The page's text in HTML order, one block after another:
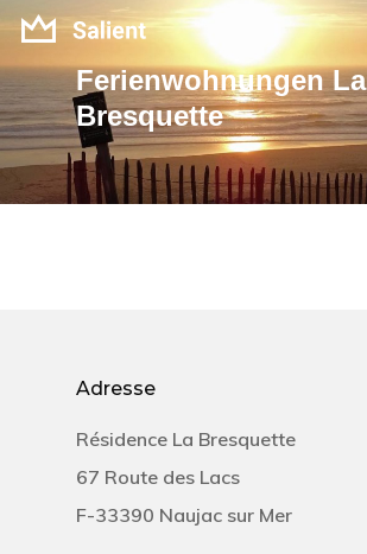
Hit enter to search or ESC to close
Ferienwohnungen La
Bresquette
Adresse
Résidence La Bresquette
67 Route des Lacs
F-33390 Naujac sur Mer